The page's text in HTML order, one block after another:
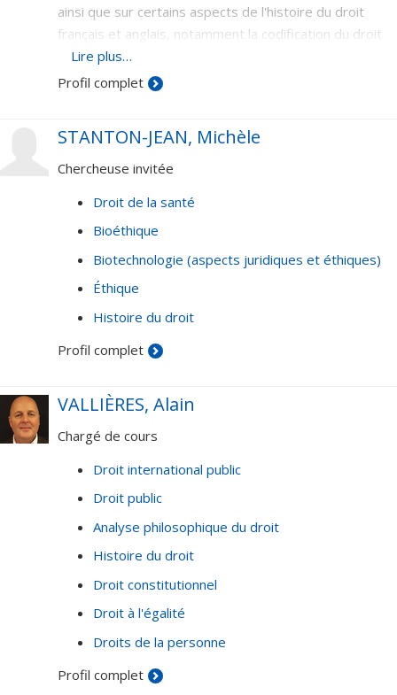
ainsi que sur certains aspects de l'histoire du droit
français et anglais, notamment la codification du droit
privé et du droit pénal. Il a également rédigé un
ouvrage sur l'histoire des droits des peuples
Boréal, 1997, Prix Jean-Charles-Falardeau de la
Fédération canadienne des sciences sociales et
l'évolution du droit français et anglais ainsi que sur les
droits des peuples autochtones.
Lire plus…
Profil complet
STANTON-JEAN, Michèle
Chercheuse invitée
Droit de la santé
Bioéthique
Biotechnologie (aspects juridiques et éthiques)
Éthique
Histoire du droit
Profil complet
VALLIÈRES, Alain
Chargé de cours
Droit international public
Droit public
Analyse philosophique du droit
Histoire du droit
Droit constitutionnel
Droit à l'égalité
Droits de la personne
Profil complet